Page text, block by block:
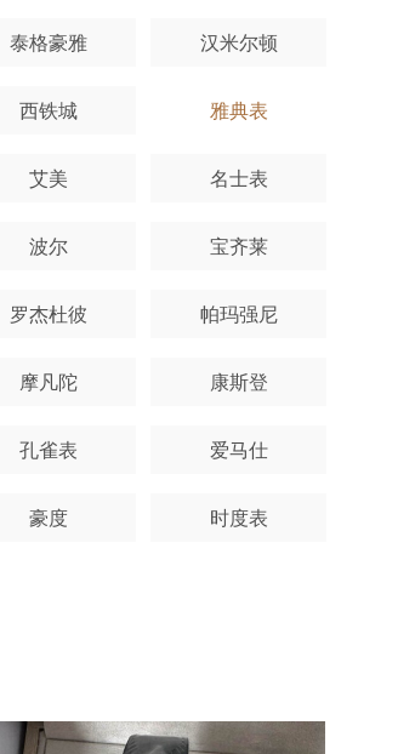
泰格豪雅 汉米尔顿
西铁城 雅典表
艾美 名士表
波尔 宝齐莱
罗杰杜彼 帕玛强尼
摩凡陀 康斯登
孔雀表 爱马仕
豪度 时度表